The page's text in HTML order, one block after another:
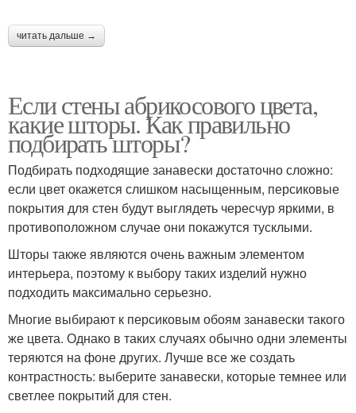
читать дальше →
Если стены абрикосового цвета,
какие шторы. Как правильно
подбирать шторы?
Подбирать подходящие занавески достаточно сложно:
если цвет окажется слишком насыщенным, персиковые
покрытия для стен будут выглядеть чересчур яркими, в
противоположном случае они покажутся тусклыми.
Шторы также являются очень важным элементом
интерьера, поэтому к выбору таких изделий нужно
подходить максимально серьезно.
Многие выбирают к персиковым обоям занавески такого
же цвета. Однако в таких случаях обычно одни элементы
теряются на фоне других. Лучше все же создать
контрастность: выберите занавески, которые темнее или
светлее покрытий для стен.